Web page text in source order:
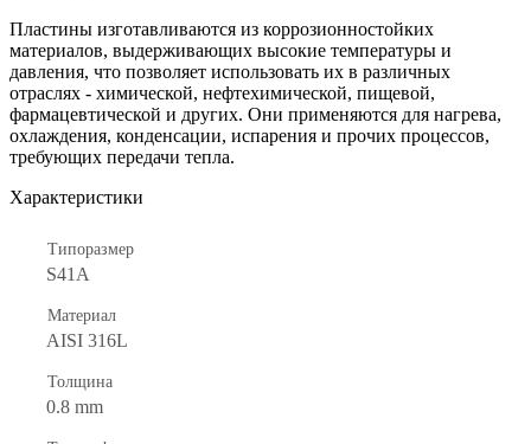
Пластины изготавливаются из коррозионностойких
материалов, выдерживающих высокие температуры и
давления, что позволяет использовать их в различных
отраслях - химической, нефтехимической, пищевой,
фармацевтической и других. Они применяются для нагрева,
охлаждения, конденсации, испарения и прочих процессов,
требующих передачи тепла.
Характеристики
Типоразмер
S41A
Материал
AISI 316L
Толщина
0.8 mm